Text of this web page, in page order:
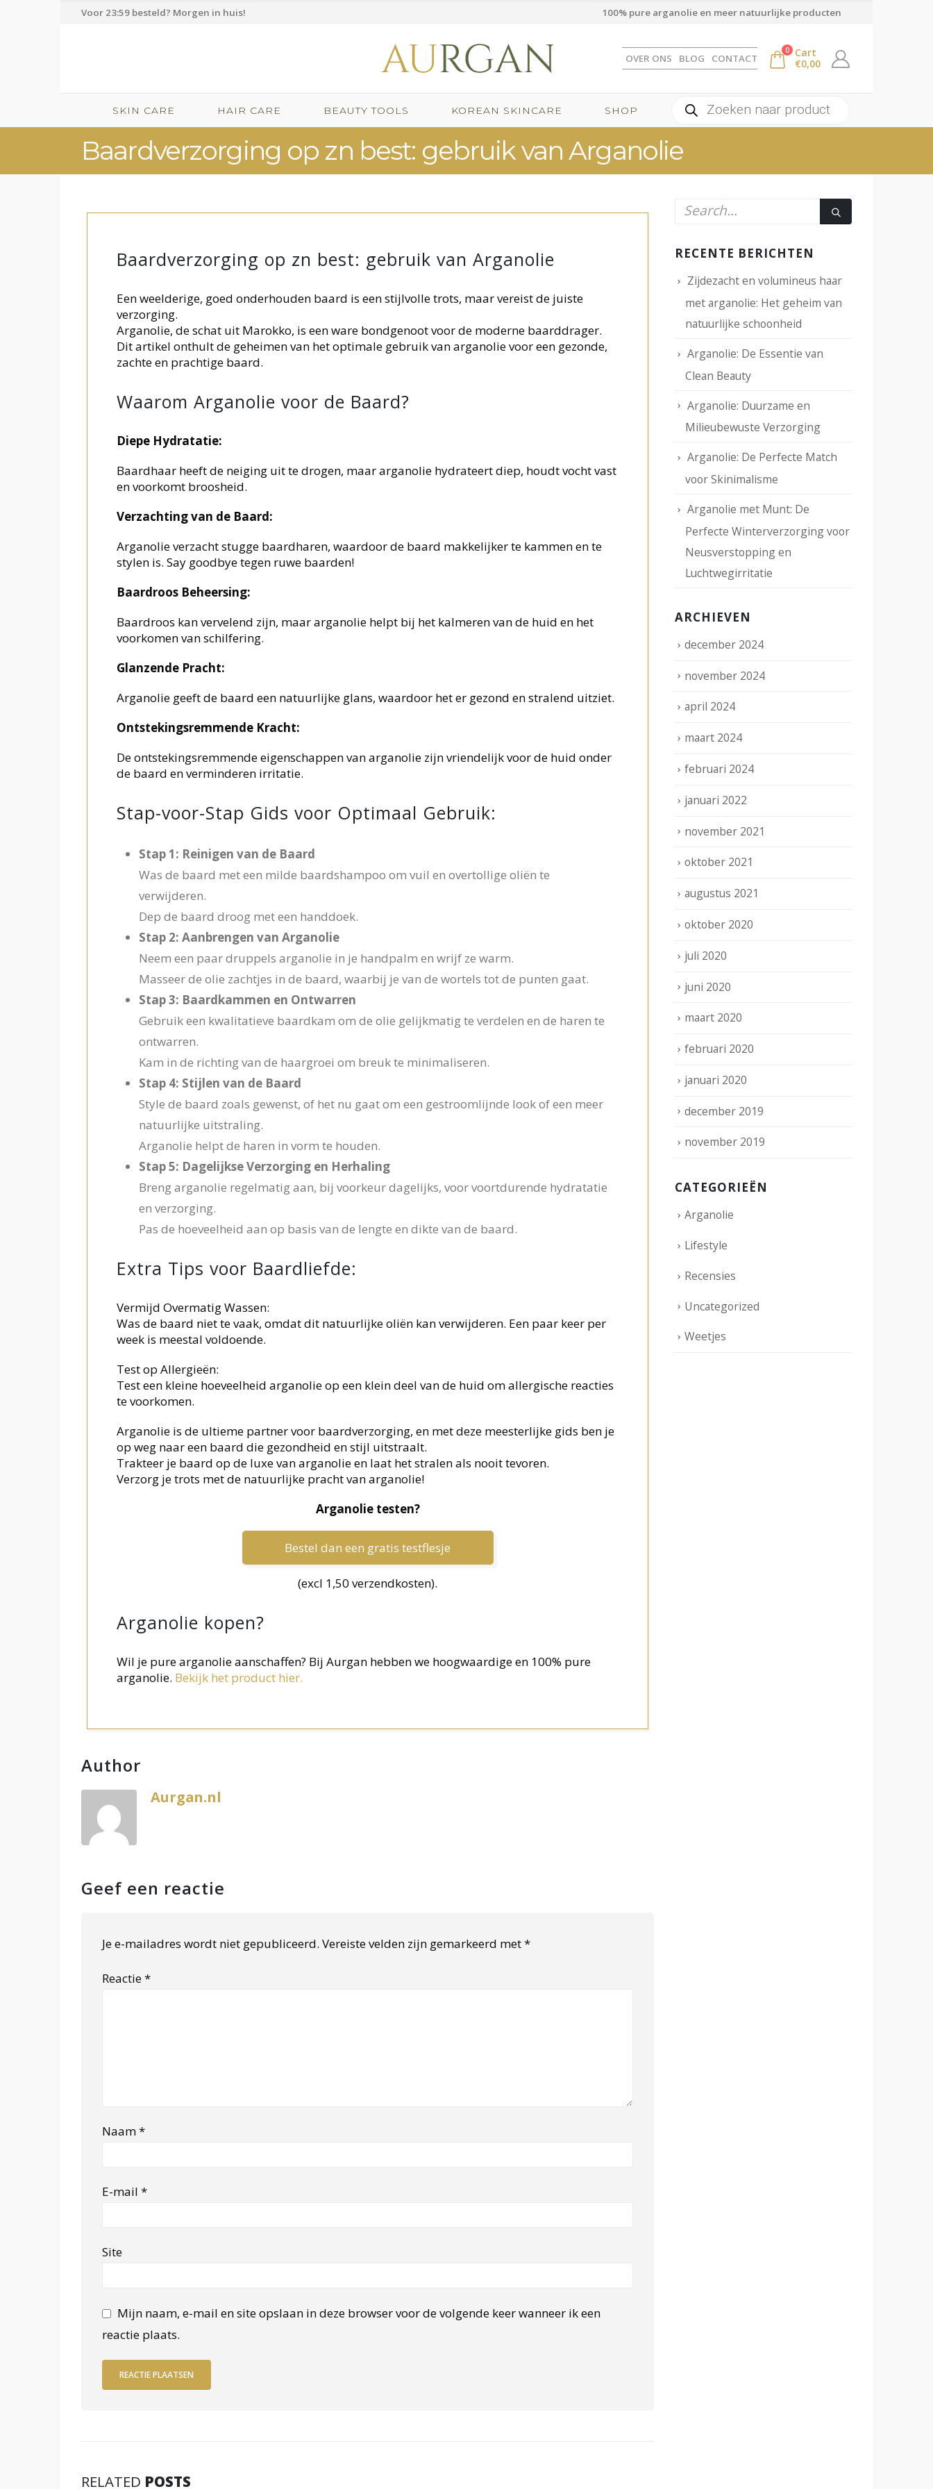
Voor 23:59 besteld? Morgen in huis! 100% pure arganolie en meer natuurlijke producten
OVER ONS BLOG CONTACT
0
Cart
€0,00
SKIN CARE HAIR CARE BEAUTY TOOLS KOREAN SKINCARE SHOP
Producten
zoeken
Baardverzorging op zn best: gebruik van Arganolie
Baardverzorging op zn best: gebruik van Arganolie
Een weelderige, goed onderhouden baard is een stijlvolle trots, maar vereist de juiste
verzorging.
Arganolie, de schat uit Marokko, is een ware bondgenoot voor de moderne baarddrager.
Dit artikel onthult de geheimen van het optimale gebruik van arganolie voor een gezonde,
zachte en prachtige baard.
Waarom Arganolie voor de Baard?
Diepe Hydratatie:
Baardhaar heeft de neiging uit te drogen, maar arganolie hydrateert diep, houdt vocht vast
en voorkomt broosheid.
Verzachting van de Baard:
Arganolie verzacht stugge baardharen, waardoor de baard makkelijker te kammen en te
stylen is. Say goodbye tegen ruwe baarden!
Baardroos Beheersing:
Baardroos kan vervelend zijn, maar arganolie helpt bij het kalmeren van de huid en het
voorkomen van schilfering.
Glanzende Pracht:
Arganolie geeft de baard een natuurlijke glans, waardoor het er gezond en stralend uitziet.
Ontstekingsremmende Kracht:
De ontstekingsremmende eigenschappen van arganolie zijn vriendelijk voor de huid onder
de baard en verminderen irritatie.
Stap-voor-Stap Gids voor Optimaal Gebruik:
Stap 1: Reinigen van de Baard
Was de baard met een milde baardshampoo om vuil en overtollige oliën te
verwijderen.
Dep de baard droog met een handdoek.
Stap 2: Aanbrengen van Arganolie
Neem een paar druppels arganolie in je handpalm en wrijf ze warm.
Masseer de olie zachtjes in de baard, waarbij je van de wortels tot de punten gaat.
Stap 3: Baardkammen en Ontwarren
Gebruik een kwalitatieve baardkam om de olie gelijkmatig te verdelen en de haren te
ontwarren.
Kam in de richting van de haargroei om breuk te minimaliseren.
Stap 4: Stijlen van de Baard
Style de baard zoals gewenst, of het nu gaat om een gestroomlijnde look of een meer
natuurlijke uitstraling.
Arganolie helpt de haren in vorm te houden.
Stap 5: Dagelijkse Verzorging en Herhaling
Breng arganolie regelmatig aan, bij voorkeur dagelijks, voor voortdurende hydratatie
en verzorging.
Pas de hoeveelheid aan op basis van de lengte en dikte van de baard.
Extra Tips voor Baardliefde:
Vermijd Overmatig Wassen:
Was de baard niet te vaak, omdat dit natuurlijke oliën kan verwijderen. Een paar keer per
week is meestal voldoende.
Test op Allergieën:
Test een kleine hoeveelheid arganolie op een klein deel van de huid om allergische reacties
te voorkomen.
Arganolie is de ultieme partner voor baardverzorging, en met deze meesterlijke gids ben je
op weg naar een baard die gezondheid en stijl uitstraalt.
Trakteer je baard op de luxe van arganolie en laat het stralen als nooit tevoren.
Verzorg je trots met de natuurlijke pracht van arganolie!
Arganolie testen?
Bestel dan een gratis testflesje
(excl 1,50 verzendkosten).
Arganolie kopen?
Wil je pure arganolie aanschaffen? Bij Aurgan hebben we hoogwaardige en 100% pure
arganolie. Bekijk het product hier.
Author
Aurgan.nl
Geef een reactie
Je e-mailadres wordt niet gepubliceerd. Vereiste velden zijn gemarkeerd met*
Reactie*
Naam*
E-mail *
Site
Mijn naam, e-mail en site opslaan in deze browser voor de volgende keer wanneer ik een
reactie plaats.
RELATED POSTS
RECENTE BERICHTEN
Zijdezacht en volumineus haar
met arganolie: Het geheim van
natuurlijke schoonheid
Arganolie: De Essentie van
Clean Beauty
Arganolie: Duurzame en
Milieubewuste Verzorging
Arganolie: De Perfecte Match
voor Skinimalisme
Arganolie met Munt: De
Perfecte Winterverzorging voor
Neusverstopping en
Luchtwegirritatie
ARCHIEVEN
december 2024
november 2024
april 2024
maart 2024
februari 2024
januari 2022
november 2021
oktober 2021
augustus 2021
oktober 2020
juli 2020
juni 2020
maart 2020
februari 2020
januari 2020
december 2019
november 2019
CATEGORIEËN
Arganolie
Lifestyle
Recensies
Uncategorized
Weetjes